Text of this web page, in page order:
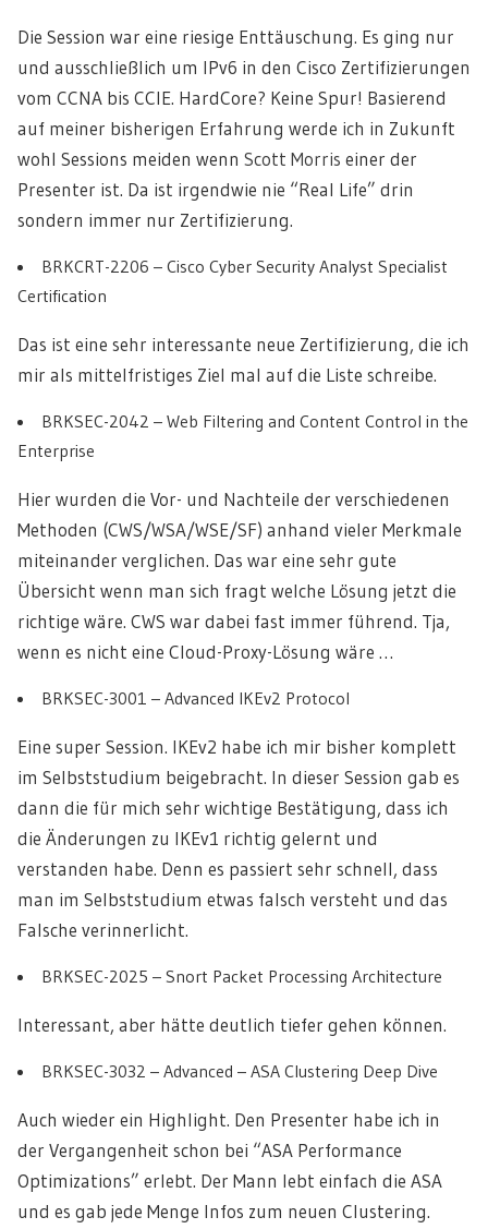
Die Session war eine riesige Enttäuschung. Es ging nur
und ausschließlich um IPv6 in den Cisco Zertifizierungen
vom CCNA bis CCIE. HardCore? Keine Spur! Basierend
auf meiner bisherigen Erfahrung werde ich in Zukunft
wohl Sessions meiden wenn Scott Morris einer der
Presenter ist. Da ist irgendwie nie “Real Life” drin
sondern immer nur Zertifizierung.
BRKCRT-2206 – Cisco Cyber Security Analyst Specialist
Certification
Das ist eine sehr interessante neue Zertifizierung, die ich
mir als mittelfristiges Ziel mal auf die Liste schreibe.
BRKSEC-2042 – Web Filtering and Content Control in the
Enterprise
Hier wurden die Vor- und Nachteile der verschiedenen
Methoden (CWS/WSA/WSE/SF) anhand vieler Merkmale
miteinander verglichen. Das war eine sehr gute
Übersicht wenn man sich fragt welche Lösung jetzt die
richtige wäre. CWS war dabei fast immer führend. Tja,
wenn es nicht eine Cloud-Proxy-Lösung wäre …
BRKSEC-3001 – Advanced IKEv2 Protocol
Eine super Session. IKEv2 habe ich mir bisher komplett
im Selbststudium beigebracht. In dieser Session gab es
dann die für mich sehr wichtige Bestätigung, dass ich
die Änderungen zu IKEv1 richtig gelernt und
verstanden habe. Denn es passiert sehr schnell, dass
man im Selbststudium etwas falsch versteht und das
Falsche verinnerlicht.
BRKSEC-2025 – Snort Packet Processing Architecture
Interessant, aber hätte deutlich tiefer gehen können.
BRKSEC-3032 – Advanced – ASA Clustering Deep Dive
Auch wieder ein Highlight. Den Presenter habe ich in
der Vergangenheit schon bei “ASA Performance
Optimizations” erlebt. Der Mann lebt einfach die ASA
und es gab jede Menge Infos zum neuen Clustering.